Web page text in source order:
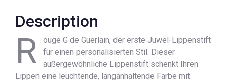
Description
R
ouge G de Guerlain, der erste Juwel-Lippenstift
für einen personalisierten Stil. Dieser
außergewöhnliche Lippenstift schenkt Ihren
Lippen eine leuchtende, langanhaltende Farbe mit